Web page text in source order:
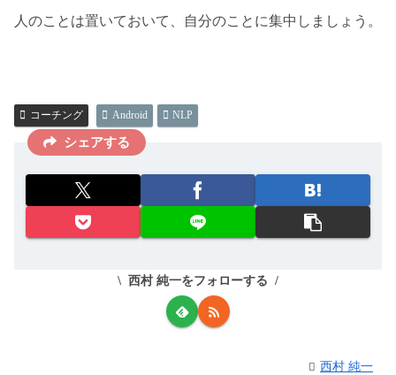
人のことは置いておいて、自分のことに集中しましょう。
コーチング Android NLP
シェアする
西村 純一をフォローする
西村 純一